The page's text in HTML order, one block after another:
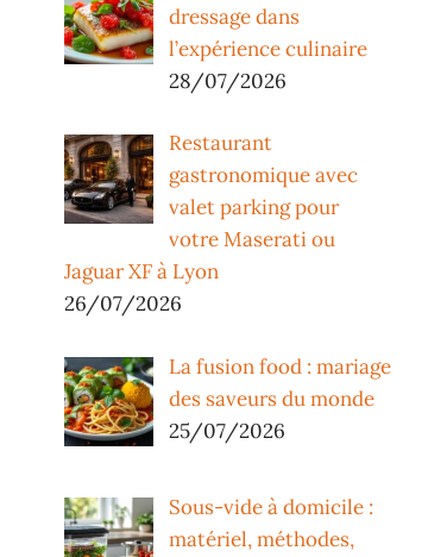
dressage dans
l’expérience culinaire
28/07/2026
Restaurant
gastronomique avec
valet parking pour
votre Maserati ou
Jaguar XF à Lyon
26/07/2026
La fusion food : mariage
des saveurs du monde
25/07/2026
Sous-vide à domicile :
matériel, méthodes,